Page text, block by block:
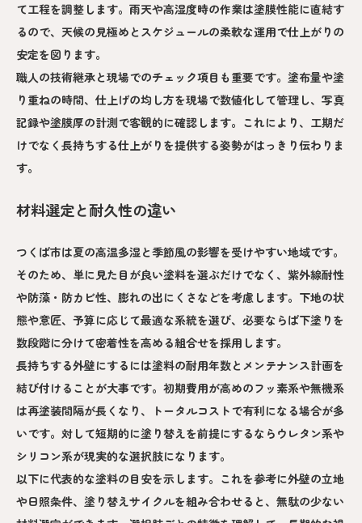
て工程を調整します。雨天や高湿度時の作業は塗膜性能に直結す
るので、天候の見極めとスケジュールの柔軟な運用で仕上がりの
安定を図ります。
職人の技術継承と現場でのチェック項目も重要です。塗布量や塗
り重ねの時間、仕上げの均し方を現場で数値化して管理し、写真
記録や塗膜厚の計測で客観的に確認します。これにより、工期だ
けでなく長持ちする仕上がりを提供する姿勢がはっきり伝わりま
す。
材料選定と耐久性の違い
つくば市は夏の高温多湿と季節風の影響を受けやすい地域です。
そのため、単に見た目が良い塗料を選ぶだけでなく、紫外線耐性
や防藻・防カビ性、膨れの出にくさなどを考慮します。下地の状
態や意匠、予算に応じて最適な系統を選び、必要ならば下塗りを
数段階に分けて密着性を高める組合せを採用します。
長持ちする外壁にするには塗料の耐用年数とメンテナンス計画を
結び付けることが大事です。初期費用が高めのフッ素系や無機系
は再塗装間隔が長くなり、トータルコストで有利になる場合が多
いです。対して短期的に塗り替えを前提にするならウレタン系や
シリコン系が現実的な選択肢になります。
以下に代表的な塗料の目安を示します。これを参考に外壁の立地
や日照条件、塗り替えサイクルを組み合わせると、無駄の少ない